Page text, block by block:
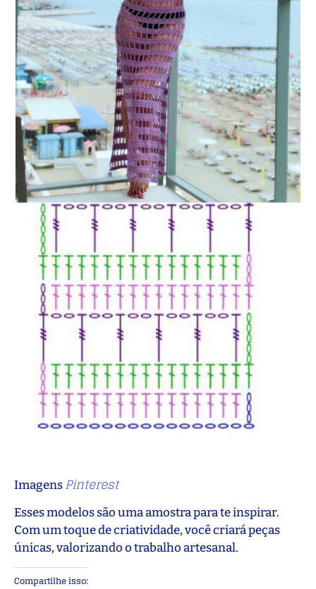
ImagensPinterest
Esses modelos são uma amostra para te inspirar.
Com um toque de criatividade, você criará peças
únicas, valorizando o trabalho artesanal.
Compartilhe isso: